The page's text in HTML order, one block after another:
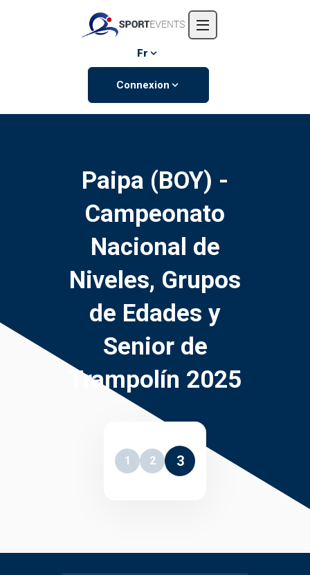
L'entreprise
Événements
Fr
Connexion
Paipa (BOY) -
Campeonato
Nacional de
Niveles, Grupos
de Edades y
Senior de
Trampolín 2025
1 2 3